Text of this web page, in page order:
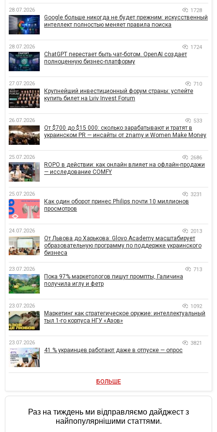
28.07.2026 1728
Google больше никогда не будет прежним: искусственный
интеллект полностью меняет правила поиска
28.07.2026 1724
ChatGPT перестает быть чат-ботом. OpenAI создает
полноценную бизнес-платформу
27.07.2026 710
Крупнейший инвестиционный форум страны: успейте
купить билет на Lviv Invest Forum
26.07.2026 533
От $700 до $15 000: сколько зарабатывают и тратят в
украинском PR — инсайты от znamy и Women Make Money
25.07.2026 2686
ROPO в действии: как онлайн влияет на офлайн-продажи
— исследование COMFY
25.07.2026 3231
Как один оборот принес Philips почти 10 миллионов
просмотров
24.07.2026 2013
От Львова до Харькова: Glovo Academy масштабирует
образовательную программу по поддержке украинского
бизнеса
23.07.2026 713
Пока 97% маркетологов пишут промпты, Галичина
получила иглу и фетр
23.07.2026 1092
Маркетинг как стратегическое оружие: интеллектуальный
тыл 1-го корпуса НГУ «Азов»
23.07.2026 3821
41 % украинцев работают даже в отпуске — опрос
БОЛЬШЕ
Раз на тиждень ми відправляємо дайджест з
найпопулярнішими статтями.